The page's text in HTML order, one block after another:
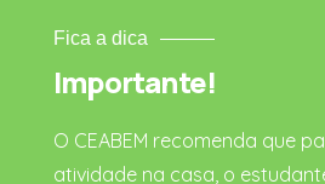
Fica a dica
Importante!
O CEABEM recomenda que
atividade na casa, o